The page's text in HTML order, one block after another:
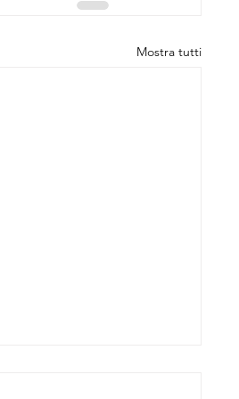
Mostra tutti